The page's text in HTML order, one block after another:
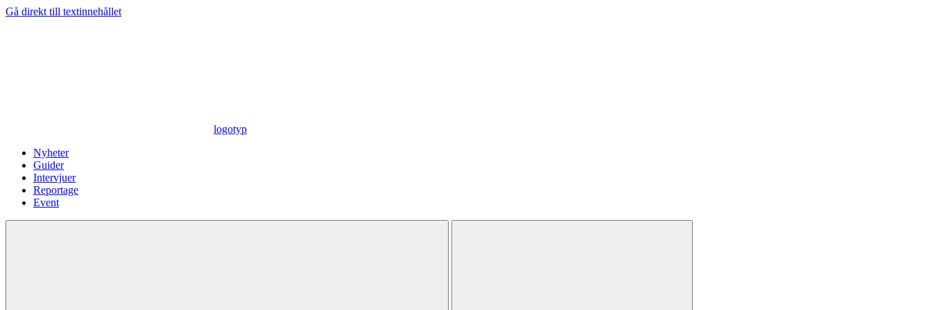
Gå direkt till textinnehållet
logotyp
Nyheter
Guider
Intervjuer
Reportage
Event